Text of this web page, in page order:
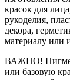
красок для
рукоделия,
декора,
материалу или
ВАЖНО!
или базовую